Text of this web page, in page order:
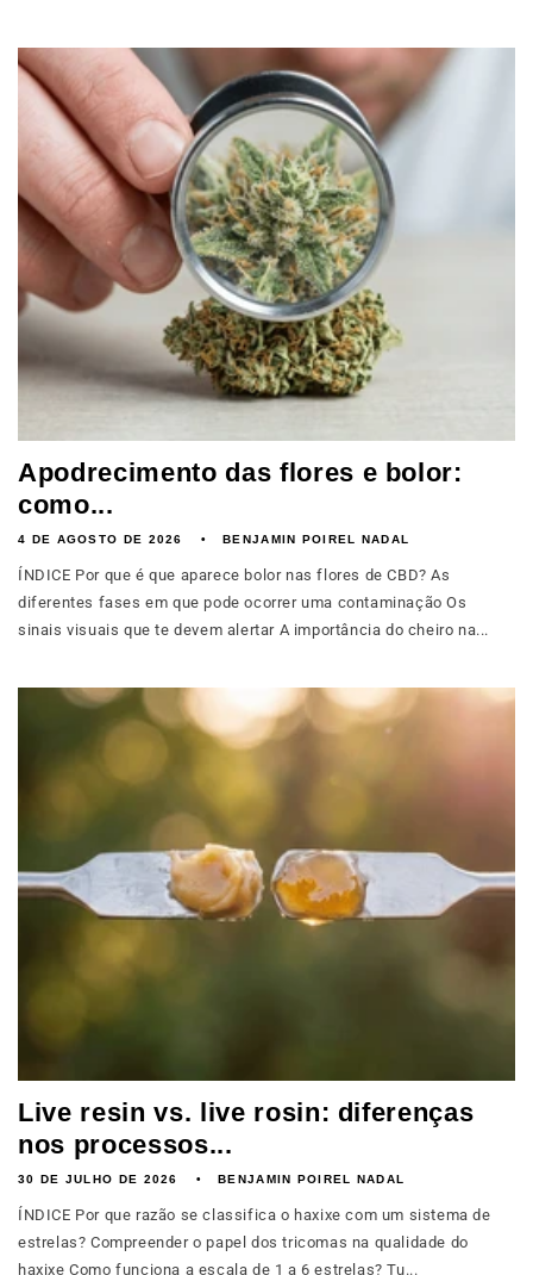
Apodrecimento das flores e bolor:
como...
4 DE AGOSTO DE 2026 BENJAMIN POIREL NADAL
ÍNDICE Por que é que aparece bolor nas flores de CBD? As
diferentes fases em que pode ocorrer uma contaminação Os
sinais visuais que te devem alertar A importância do cheiro na...
Live resin vs. live rosin: diferenças
nos processos...
30 DE JULHO DE 2026 BENJAMIN POIREL NADAL
ÍNDICE Por que razão se classifica o haxixe com um sistema de
estrelas? Compreender o papel dos tricomas na qualidade do
haxixe Como funciona a escala de 1 a 6 estrelas? Tu...